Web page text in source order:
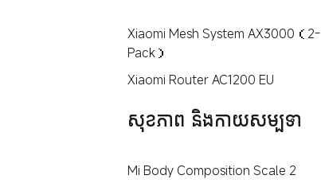
Xiaomi Mesh System AX3000（2-
Pack）
Xiaomi Router AC1200 EU
សុខភាព និងកាយសម្បទា
Mi Body Composition Scale 2